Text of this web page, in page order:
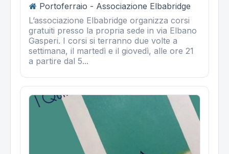
Portoferraio - Associazione Elbabridge
L’associazione Elbabridge organizza corsi
gratuiti presso la propria sede in via Elbano
Gasperi. I corsi si terranno due volte a
settimana, il martedì e il giovedì, alle ore 21
a partire dal 5...